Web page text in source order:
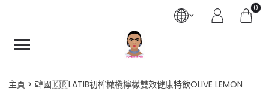
0
主頁
韓國🇰🇷LATIB初榨橄欖檸檬雙效健康特飲OLIVE LEMON